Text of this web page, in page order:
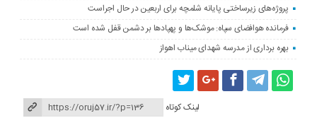
پروژه‌های زیرساختی پایانه شلمچه برای اربعین در حال اجراست
فرمانده هوافضای سپاه: موشک‌ها و پهپادها بر دشمن قفل شده است
بهره برداری از مدرسه شهدای میناب اهواز
لینک کوتاه